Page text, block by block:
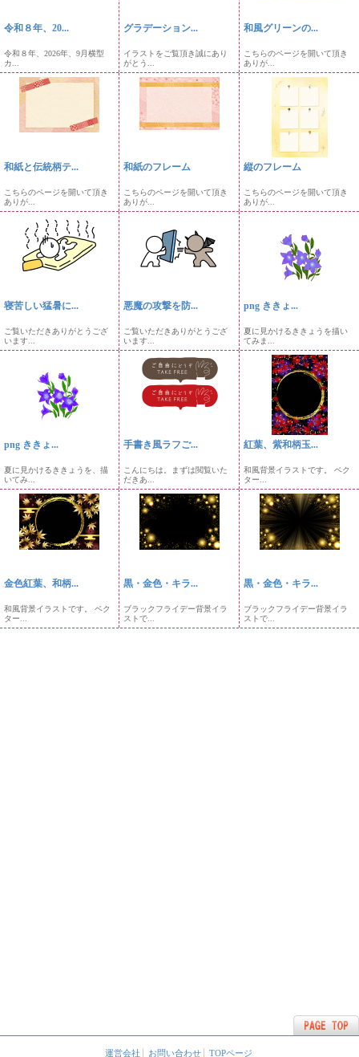
令和８年、20...
令和８年、2026年、9月横型
カ...
グラデーション...
イラストをご覧頂き誠にあり
がとう...
和風グリーンの...
こちらのページを開いて頂き
ありが...
和紙と伝統柄テ...
こちらのページを開いて頂き
ありが...
和紙のフレーム
こちらのページを開いて頂き
ありが...
縦のフレーム
こちらのページを開いて頂き
ありが...
寝苦しい猛暑に...
ご覧いただきありがとうござ
います...
悪魔の攻撃を防...
ご覧いただきありがとうござ
います...
png ききょ...
夏に見かけるききょうを描い
てみま...
png ききょ...
夏に見かけるききょうを、描
いてみ...
手書き風ラフご...
こんにちは。まずは閲覧いた
だきあ...
紅葉、紫和柄玉...
和風背景イラストです。 ベク
ター...
金色紅葉、和柄...
和風背景イラストです。 ベク
ター...
黒・金色・キラ...
ブラックフライデー背景イラ
ストで...
黒・金色・キラ...
ブラックフライデー背景イラ
ストで...
運営会社 お問い合わせ TOPページ